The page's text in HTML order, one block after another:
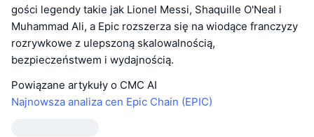
gości legendy takie jak Lionel Messi, Shaquille O'Neal i
Muhammad Ali, a Epic rozszerza się na wiodące franczyzy
rozrywkowe z ulepszoną skalowalnością,
bezpieczeństwem i wydajnością.
Powiązane artykuły o CMC AI
Najnowsza analiza cen Epic Chain (EPIC)